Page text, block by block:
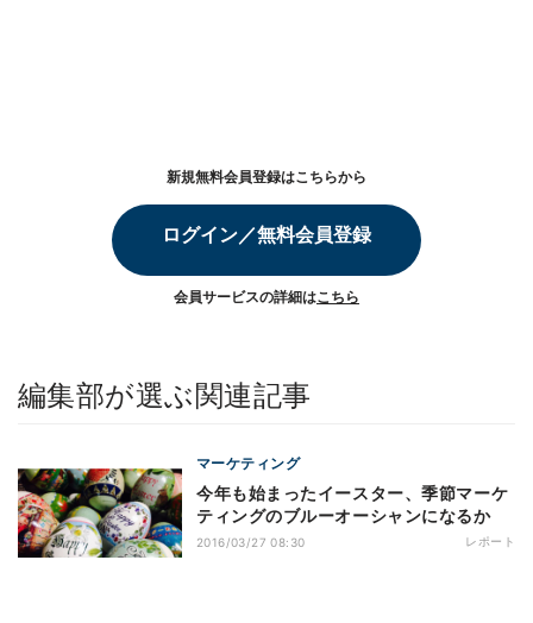
新規無料会員登録はこちらから
ログイン／無料会員登録
会員サービスの詳細はこちら
編集部が選ぶ関連記事
マーケティング
今年も始まったイースター、季節マーケ
ティングのブルーオーシャンになるか
2016/03/27 08:30 レポート